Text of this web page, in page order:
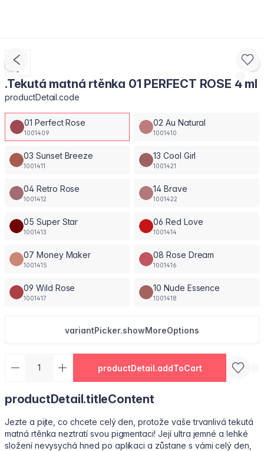
.Tekutá matná rtěnka 01 PERFECT ROSE 4 ml
productDetail.code
01 Perfect Rose
1001409
02 Au Natural
1001410
03 Sunset Breeze
1001411
13 Cool Girl
1001421
04 Retro Rose
1001412
14 Brave
1001422
05 Super Star
1001413
06 Red Love
1001414
07 Money Maker
1001415
08 Rose Dream
1001416
09 Wild Rose
1001417
10 Nude Essence
1001418
variantPicker.showMoreOptions
productDetail.addToCart
productDetail.titleContent
Jezte a pijte, co chcete celý den, protože vaše trvanlivá tekutá
matná rtěnka neztratí svou pigmentaci! Její ultra jemné a lehké
složení nevysychá hned po aplikaci a zůstane s vámi celý den,